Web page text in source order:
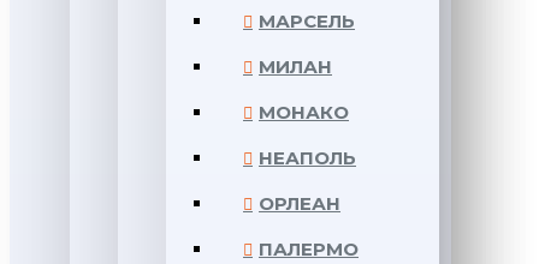
МАРСЕЛЬ
МИЛАН
МОНАКО
НЕАПОЛЬ
ОРЛЕАН
ПАЛЕРМО